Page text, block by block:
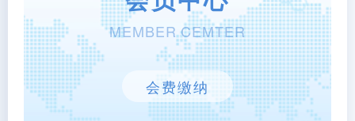
MEMBER CEMTER
会费缴纳